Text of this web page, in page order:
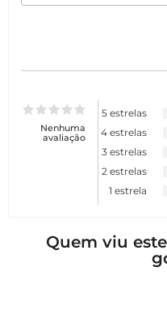
Nenhuma
avaliação
5 estrelas
4 estrelas
3 estrelas
2 estrelas
1 estrela
Quem viu